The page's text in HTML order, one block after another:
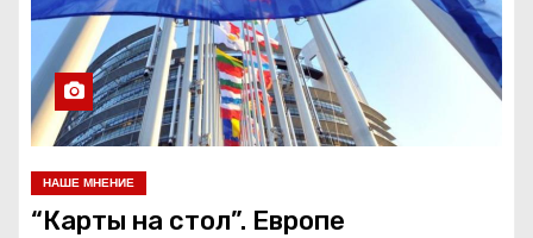
НАШЕ МНЕНИЕ
“Карты на стол”. Европе